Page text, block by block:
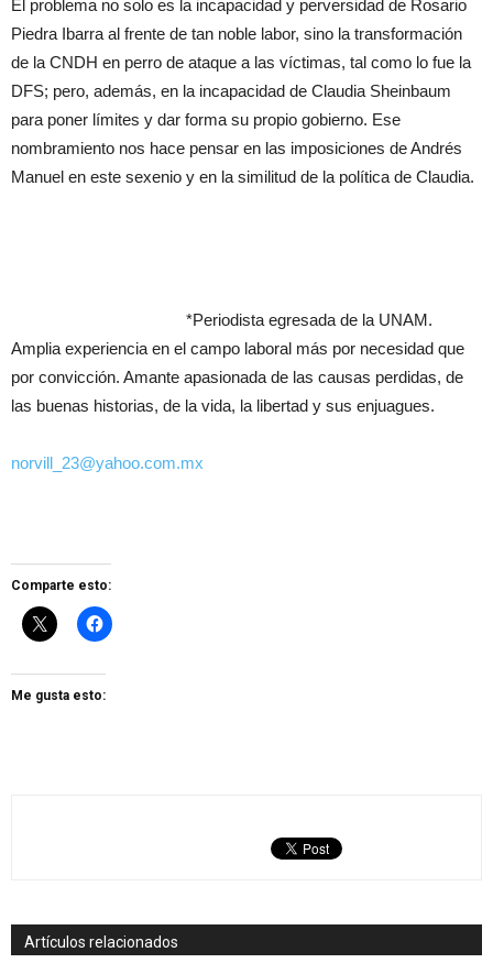
El problema no solo es la incapacidad y perversidad de Rosario
Piedra Ibarra al frente de tan noble labor, sino la transformación
de la CNDH en perro de ataque a las víctimas, tal como lo fue la
DFS; pero, además, en la incapacidad de Claudia Sheinbaum
para poner límites y dar forma su propio gobierno. Ese
nombramiento nos hace pensar en las imposiciones de Andrés
Manuel en este sexenio y en la similitud de la política de Claudia.
*Periodista egresada de la UNAM.
Amplia experiencia en el campo laboral más por necesidad que
por convicción. Amante apasionada de las causas perdidas, de
las buenas historias, de la vida, la libertad y sus enjuagues.
norvill_23@yahoo.com.mx
Comparte esto:
Me gusta esto:
Artículos relacionados